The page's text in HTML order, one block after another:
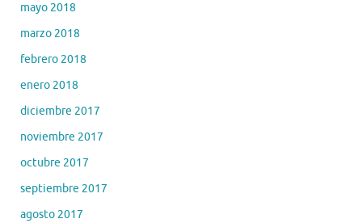
mayo 2018
marzo 2018
febrero 2018
enero 2018
diciembre 2017
noviembre 2017
octubre 2017
septiembre 2017
agosto 2017